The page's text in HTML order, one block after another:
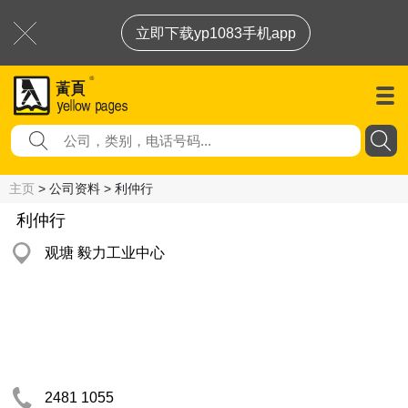
立即下载yp1083手机app
主页 > 公司资料 > 利仲行
利仲行
观塘 毅力工业中心
2481 1055